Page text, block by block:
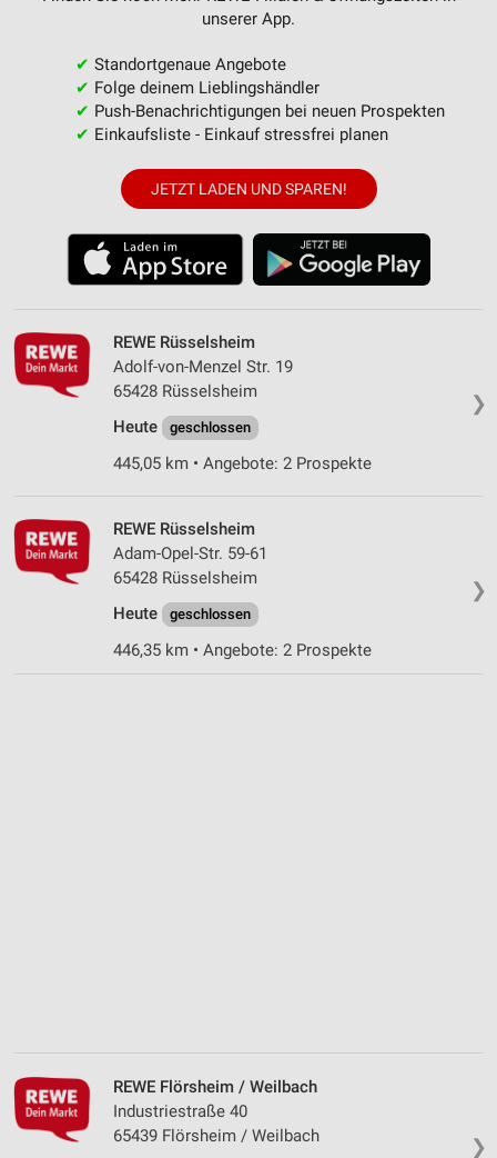
unserer App.
✔ Standortgenaue Angebote
✔ Folge deinem Lieblingshändler
✔ Push-Benachrichtigungen bei neuen Prospekten
✔ Einkaufsliste - Einkauf stressfrei planen
JETZT LADEN UND SPAREN!
❯
REWE Rüsselsheim
Adolf-von-Menzel Str. 19
65428 Rüsselsheim
Heute
geschlossen
445,05 km • Angebote: 2 Prospekte
❯
REWE Rüsselsheim
Adam-Opel-Str. 59-61
65428 Rüsselsheim
Heute
geschlossen
446,35 km • Angebote: 2 Prospekte
❯
REWE Flörsheim / Weilbach
Industriestraße 40
65439 Flörsheim / Weilbach